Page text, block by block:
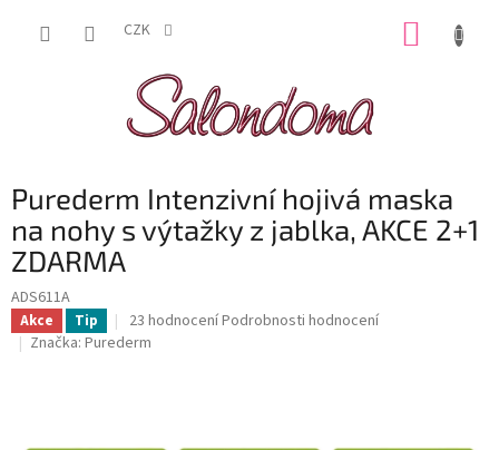
CZK
Purederm Intenzivní hojivá maska
na nohy s výtažky z jablka, AKCE 2+1
ZDARMA
ADS611A
Akce Tip
Průměrné
hodnocení
23 hodnoceníPodrobnosti hodnocení
Značka: Purederm